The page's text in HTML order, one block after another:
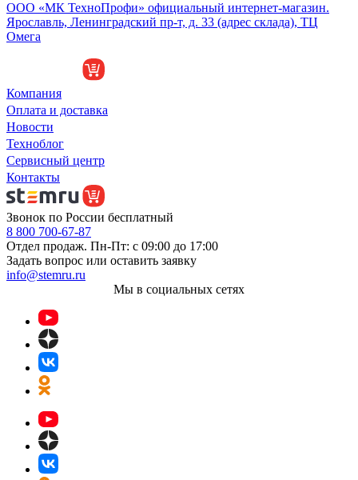
ООО «МК ТехноПрофи» официальный интернет-магазин.
Ярославль, Ленинградский пр-т, д. 33 (адрес склада), ТЦ
Омега
Компания
Оплата и доставка
Новости
Техноблог
Сервисный центр
Контакты
Звонок по России бесплатный
8 800 700-67-87
Отдел продаж. Пн-Пт: с 09:00 до 17:00
Задать вопрос или оставить заявку
info@stemru.ru
Мы в социальных сетях